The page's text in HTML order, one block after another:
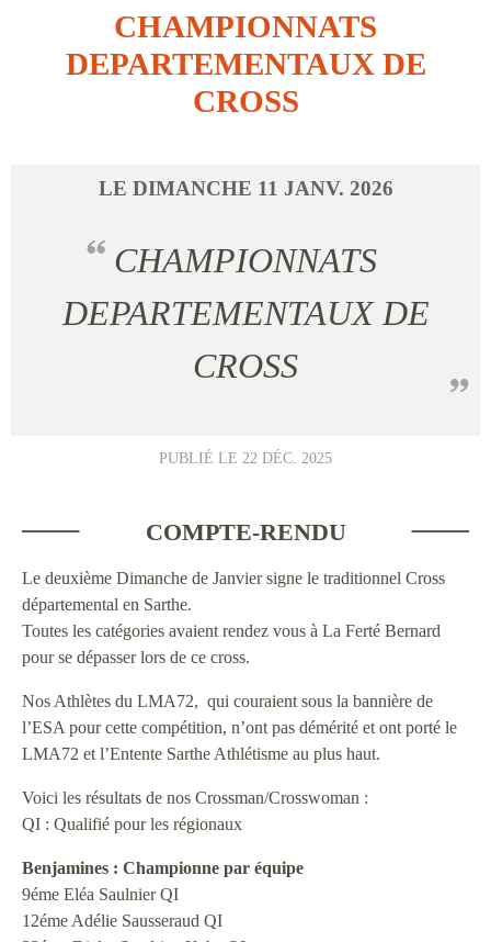
CHAMPIONNATS
DEPARTEMENTAUX DE
CROSS
LE DIMANCHE 11 JANV. 2026
CHAMPIONNATS
DEPARTEMENTAUX DE
CROSS
PUBLIÉ LE 22 DÉC. 2025
COMPTE-RENDU
Le deuxième Dimanche de Janvier signe le traditionnel Cross
départemental en Sarthe.
Toutes les catégories avaient rendez vous à La Ferté Bernard
pour se dépasser lors de ce cross.
Nos Athlètes du LMA72, qui couraient sous la bannière de
l’ESA pour cette compétition, n’ont pas démérité et ont porté le
LMA72 et l’Entente Sarthe Athlétisme au plus haut.
Voici les résultats de nos Crossman/Crosswoman :
QI : Qualifié pour les régionaux
Benjamines : Championne par équipe
9éme Eléa Saulnier QI
12éme Adélie Sausseraud QI